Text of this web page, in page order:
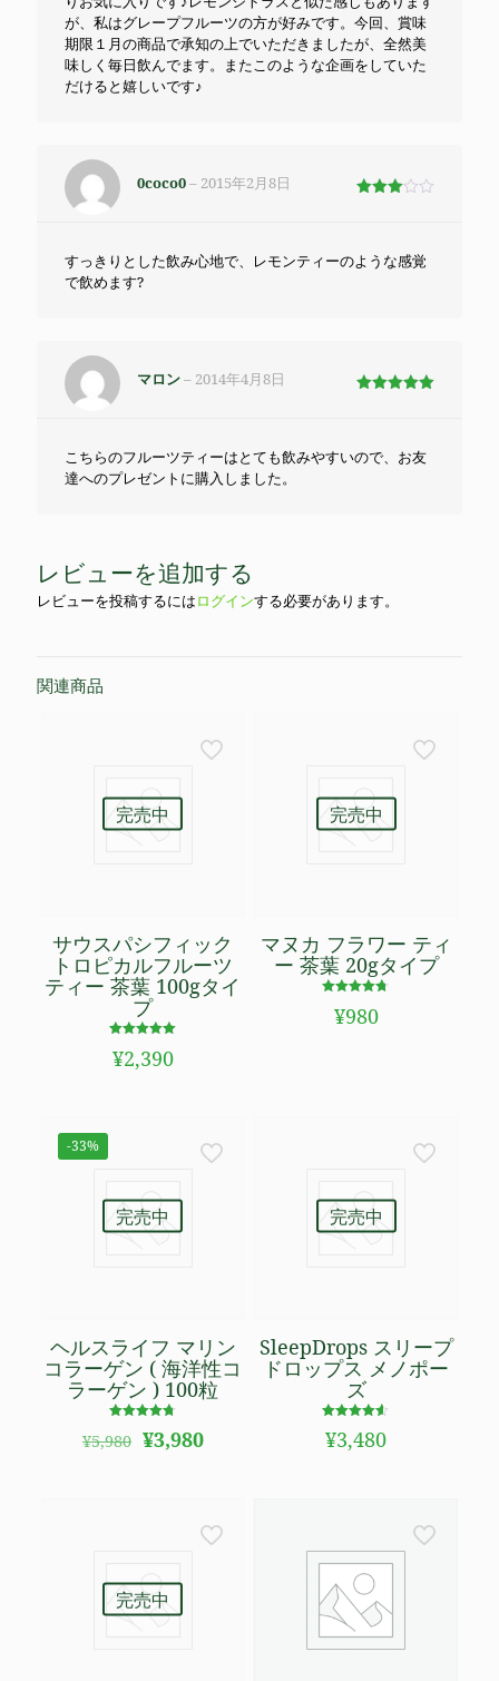
が、私はグレープフルーツの方が好みです。今回、賞味
期限１月の商品で承知の上でいただきましたが、全然美
味しく毎日飲んでます。またこのような企画をしていた
だけると嬉しいです♪
0coco0– 2015年2月8日
すっきりとした飲み心地で、レモンティーのような感覚
で飲めます?
マロン– 2014年4月8日
こちらのフルーツティーはとても飲みやすいので、お友
達へのプレゼントに購入しました。
レビューを追加する
レビューを投稿するにはログインする必要があります。
関連商品
完売中
サウスパシフィック
トロピカルフルーツ
ティー 茶葉 100gタイ
プ
4.93
の評価
¥2,390
完売中
マヌカ フラワー ティ
ー 茶葉 20gタイプ
4.67
¥980
-33%
完売中
ヘルスライフ マリン
コラーゲン ( 海洋性コ
ラーゲン ) 100粒
4.71
¥5,980 元
¥5,980
し
た。
¥3,980現
格
は
完売中
SleepDrops スリープ
ドロップス メノポー
ズ
4.50
の評価
¥3,480
完売中